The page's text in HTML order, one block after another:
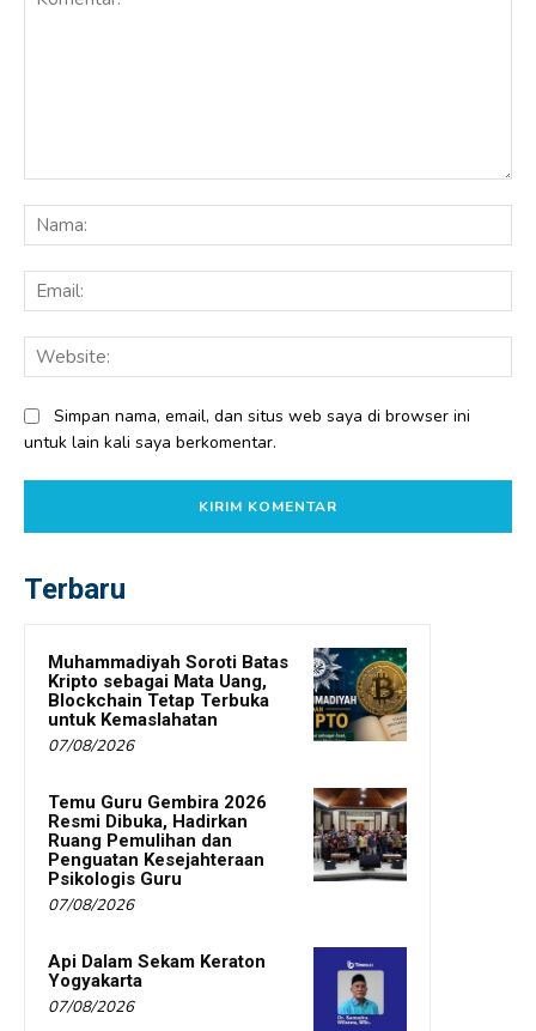
Simpan nama, email, dan situs web saya di browser ini
untuk lain kali saya berkomentar.
Terbaru
Muhammadiyah Soroti Batas
Kripto sebagai Mata Uang,
Blockchain Tetap Terbuka
untuk Kemaslahatan
07/08/2026
Temu Guru Gembira 2026
Resmi Dibuka, Hadirkan
Ruang Pemulihan dan
Penguatan Kesejahteraan
Psikologis Guru
07/08/2026
Api Dalam Sekam Keraton
Yogyakarta
07/08/2026